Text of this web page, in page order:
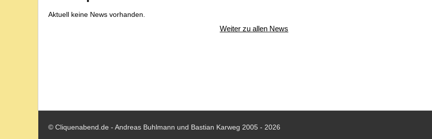
Aktuell keine News vorhanden.
Weiter zu allen News
© Cliquenabend.de - Andreas Buhlmann und Bastian Karweg 2005 - 2026